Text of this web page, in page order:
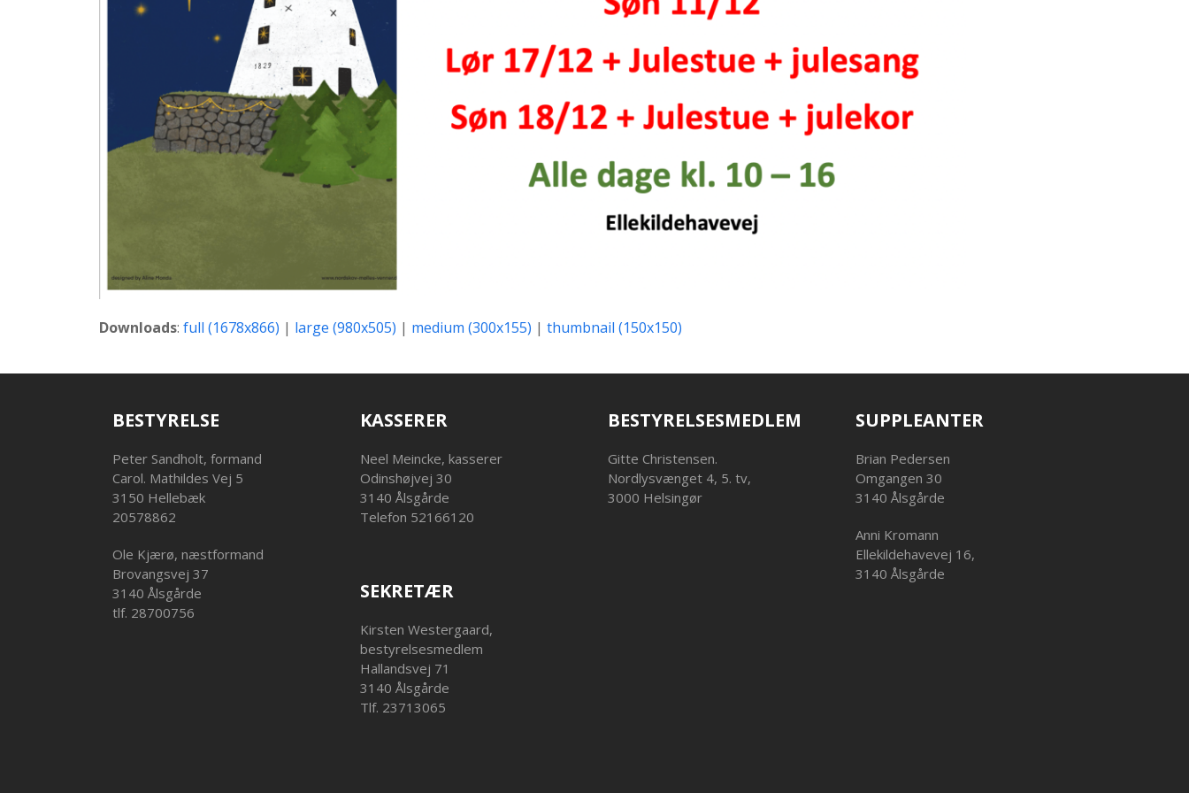
Downloads: full (1678x866) | large (980x505) | medium (300x155) | thumbnail (150x150)
BESTYRELSE
Peter Sandholt, formand
Carol. Mathildes Vej 5
3150 Hellebæk
20578862
Ole Kjærø, næstformand
Brovangsvej 37
3140 Ålsgårde
tlf. 28700756
KASSERER
Neel Meincke, kasserer
Odinshøjvej 30
3140 Ålsgårde
Telefon 52166120
SEKRETÆR
Kirsten Westergaard,
bestyrelsesmedlem
Hallandsvej 71
3140 Ålsgårde
Tlf. 23713065
BESTYRELSESMEDLEM
Gitte Christensen.
Nordlysvænget 4, 5. tv,
3000 Helsingør
SUPPLEANTER
Brian Pedersen
Omgangen 30
3140 Ålsgårde
Anni Kromann
Ellekildehavevej 16,
3140 Ålsgårde